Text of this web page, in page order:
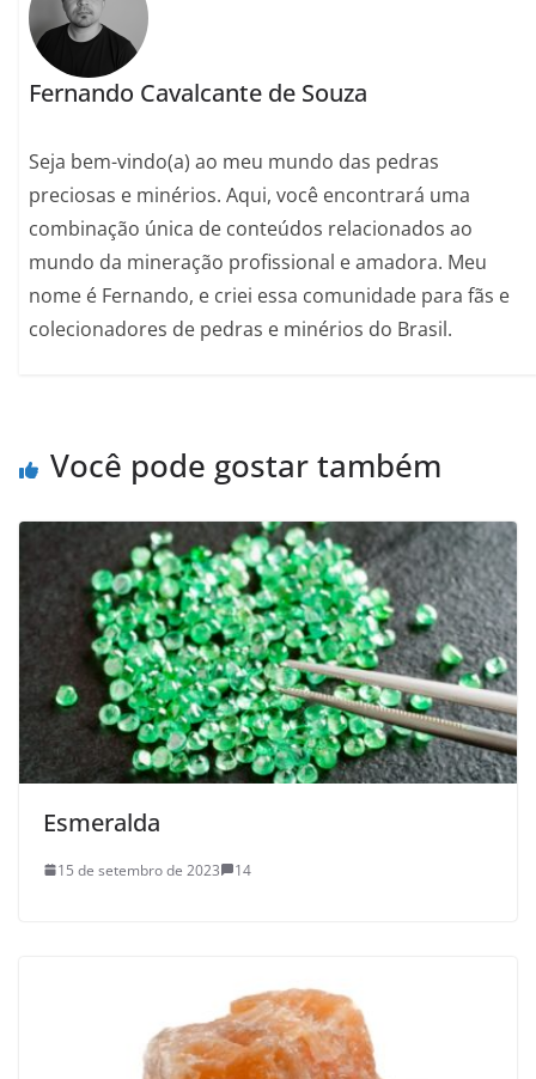
Fernando Cavalcante de Souza
Seja bem-vindo(a) ao meu mundo das pedras
preciosas e minérios. Aqui, você encontrará uma
combinação única de conteúdos relacionados ao
mundo da mineração profissional e amadora. Meu
nome é Fernando, e criei essa comunidade para fãs e
colecionadores de pedras e minérios do Brasil.
Você pode gostar também
Esmeralda
15 de setembro de 2023 14